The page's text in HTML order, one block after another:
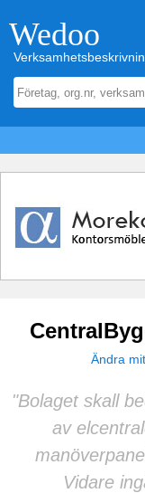
Wedoo
Ändra
"Bolaget skall
av
Vidare